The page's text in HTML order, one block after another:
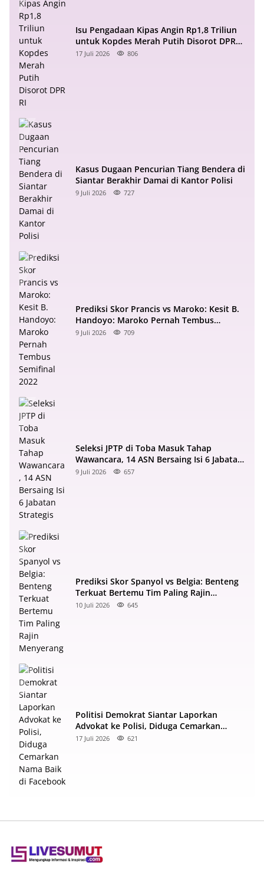
Isu Pengadaan Kipas Angin Rp1,8 Triliun
untuk Kopdes Merah Putih Disorot DPR
RI
17 Juli 2026 806
Kasus Dugaan Pencurian Tiang Bendera di
Siantar Berakhir Damai di Kantor Polisi
9 Juli 2026 727
Prediksi Skor Prancis vs Maroko: Kesit B.
Handoyo: Maroko Pernah Tembus
Semifinal 2022
9 Juli 2026 709
Seleksi JPTP di Toba Masuk Tahap
Wawancara, 14 ASN Bersaing Isi 6 Jabatan
Strategis
9 Juli 2026 657
Prediksi Skor Spanyol vs Belgia: Benteng
Terkuat Bertemu Tim Paling Rajin
Menyerang
10 Juli 2026 645
Politisi Demokrat Siantar Laporkan
Advokat ke Polisi, Diduga Cemarkan
Nama Baik di Facebook
17 Juli 2026 621